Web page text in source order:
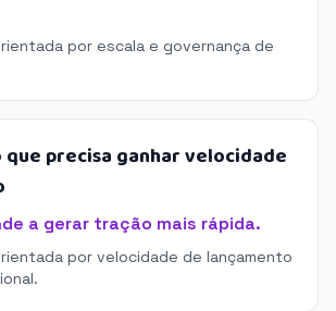
por escala e governança de
precisa ganhar velocidade
a gerar tração mais rápida.
por velocidade de lançamento